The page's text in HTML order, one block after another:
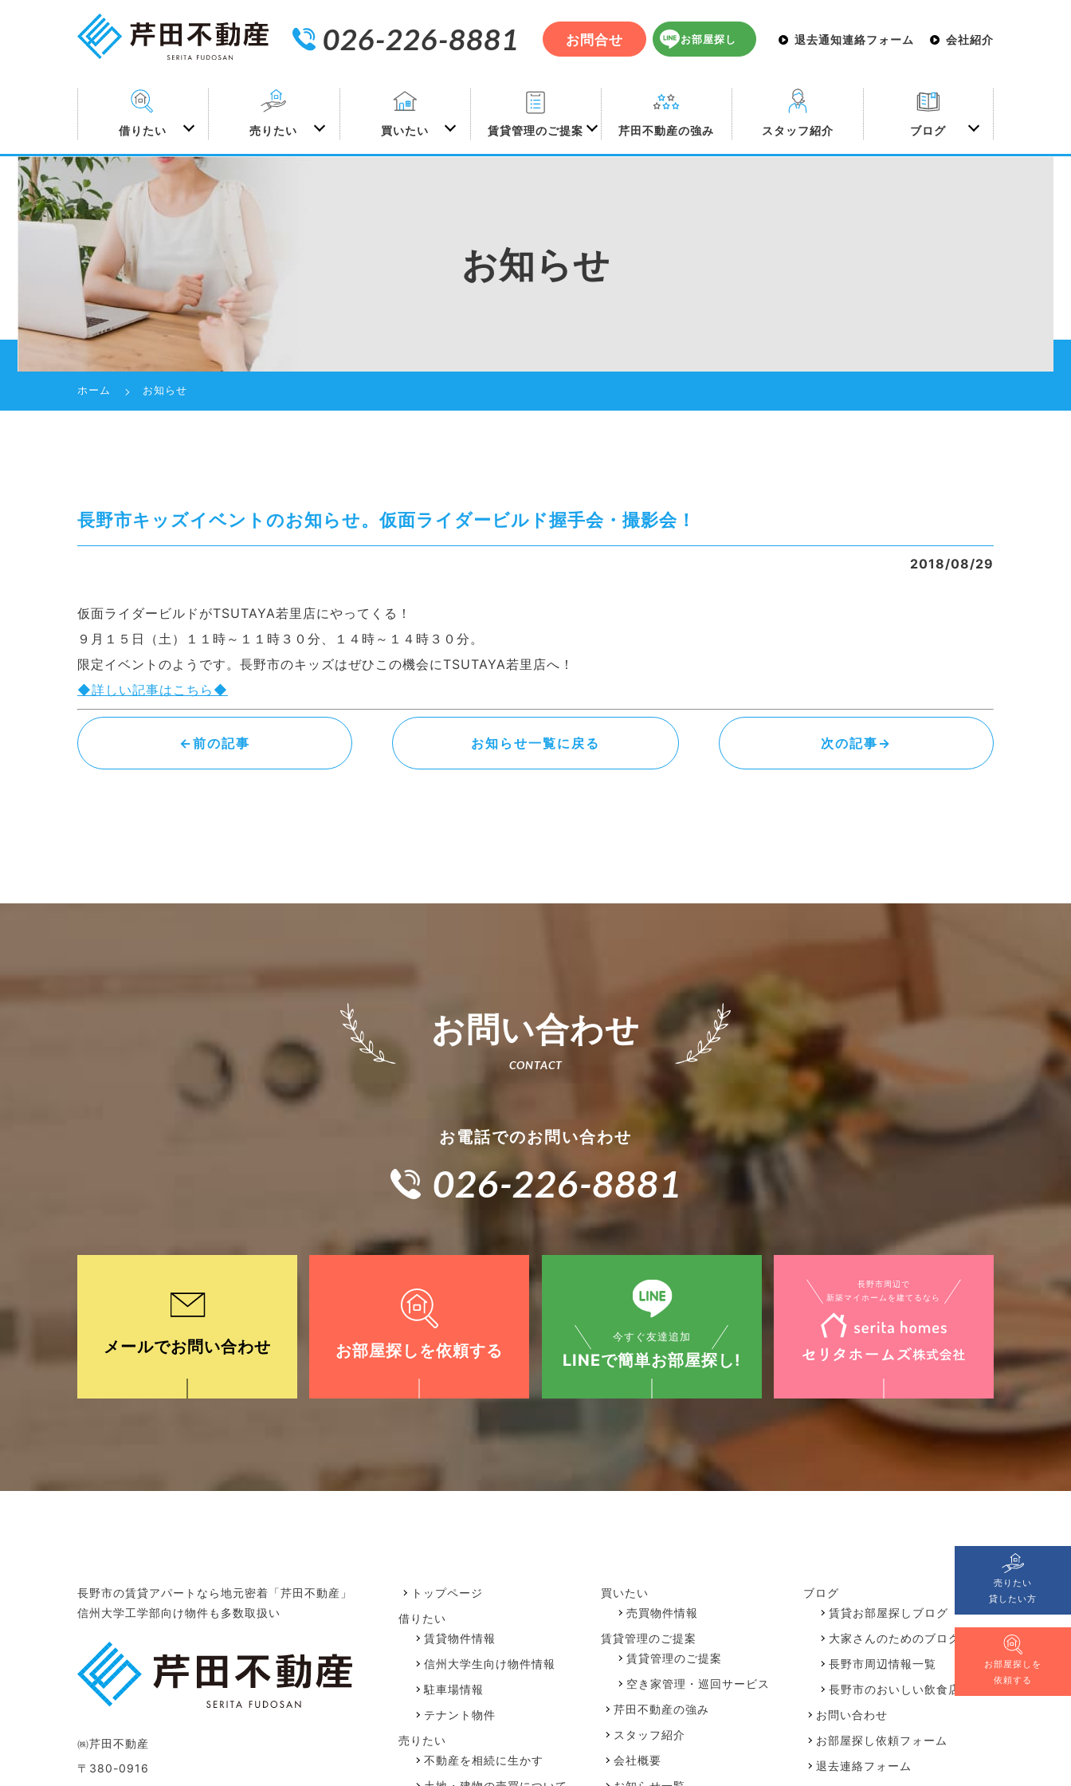
026-226-8881 お問合せ お部屋探し 退去通知連絡フォーム 会社紹介
借りたい 売りたい 買いたい 賃貸管理のご提案 芹田不動産の強み スタッフ紹介 ブログ
売りたい
貸したい方
お部屋探しを
依頼する
お知らせ
ホーム お知らせ
長野市キッズイベントのお知らせ。仮面ライダービルド握手会・撮影会！
2018/08/29
仮面ライダービルドがTSUTAYA若里店にやってくる！
９月１５日（土）１１時～１１時３０分、１４時～１４時３０分。
限定イベントのようです。長野市のキッズはぜひこの機会にTSUTAYA若里店へ！
◆詳しい記事はこちら◆
←前の記事 お知らせ一覧に戻る 次の記事→
お問い合わせ
お電話でのお問い合わせ
026-226-8881
メールでお問い合わせ お部屋探しを依頼する
今すぐ友達追加
LINEで簡単お部屋探し!
長野市周辺で
新築マイホームを建てるなら
長野市の賃貸アパートなら地元密着「芹田不動産」
信州大学工学部向け物件も多数取扱い
㈱芹田不動産
〒380-0916
トップページ
借りたい
賃貸物件情報
信州大学生向け物件情報
駐車場情報
テナント物件
売りたい
不動産を相続に生かす
買いたい
売買物件情報
賃貸管理のご提案
賃貸管理のご提案
空き家管理・巡回サービス
芹田不動産の強み
スタッフ紹介
会社概要
ブログ
賃貸お部屋探しブログ
大家さんのためのブログ
長野市周辺情報一覧
長野市のおいしい飲食店情報
お問い合わせ
お部屋探し依頼フォーム
退去連絡フォーム